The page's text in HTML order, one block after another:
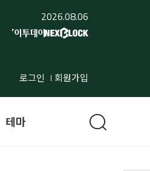
2026.08.06
로그인 회원가입
테마